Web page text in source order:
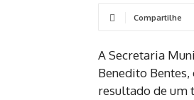
Compartilhe
A Secretaria
Benedito
resultado de um